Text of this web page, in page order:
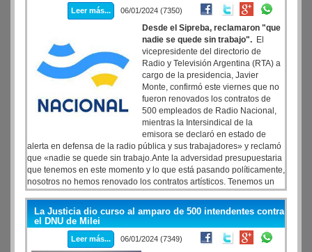
única herramienta que los pequeños ahorristas tienen para
proteger sus pesos de la inflación y que hasta el 28 de diciembre
Leer más... 06/01/2024 (7350)
Desde el Sipreba, reclamaron "que
nadie se quede sin trabajo". El
vicepresidente del directorio de
Radio y Televisión Argentina (RTA) a
cargo de la presidencia, Javier
Monte, confirmó este viernes que no
fueron renovados los contratos de
500 empleados de Radio Nacional,
mientras la Intersindical de la
emisora se declaró en estado de
alerta en defensa de la radio pública y sus trabajadores» y reclamó
que «nadie se quede sin trabajo.Ante la adversidad presupuestaria
que tenemos en este momento y lo que está pasando políticamente,
nosotros no hemos renovado los contratos artísticos. Tenemos un
presupuesto del año 2022 que se ejecutó en el 2023, reconducido
para el 2024. Estamos hipercomplicados en la parte presupuestaria
para la garantización de los sueldos», expresó Monte en diálogo
con Télam sobre los motivos del cese de 500 contratos en Radio
La Justicia dio curso al amparo de 500 intendentes contra
el DNU de Milei
Leer más... 06/01/2024 (7349)